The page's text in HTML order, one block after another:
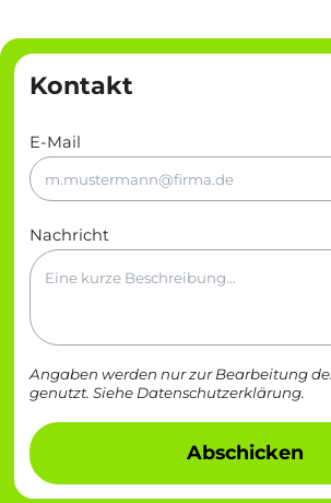
Kontakt
E-Mail
Nachricht
Angaben werden nur zur Bearbeitung
genutzt. Siehe Datenschutzerklärung.
Abschicken